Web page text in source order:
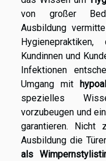
von großer
Ausbildung
Kundinnen und
Infektionen
Umgang mit
spezielles
vorzubeugen und ein
garantieren. Nicht
Ausbildung die
als